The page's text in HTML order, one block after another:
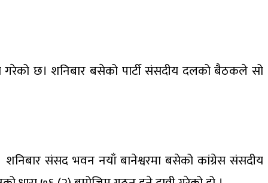
गरेको छ। शनिबार बसेको पार्टी संसदीय दलको बैठकले सो
संसद भवन नयाँ बानेश्वरमा बसेको कांग्रेस संसदीय